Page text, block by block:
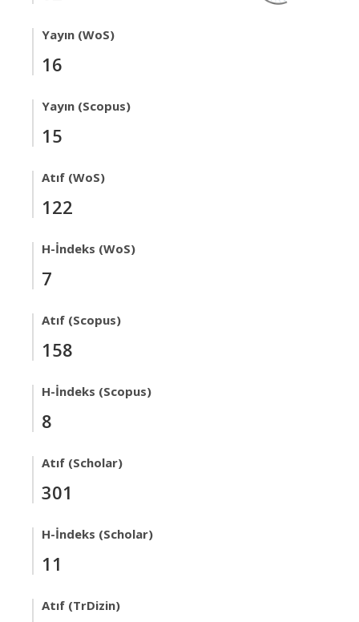
Yayın (WoS)
16
Yayın (Scopus)
15
Atıf (WoS)
122
H-İndeks (WoS)
7
Atıf (Scopus)
158
H-İndeks (Scopus)
8
Atıf (Scholar)
301
H-İndeks (Scholar)
11
Atıf (TrDizin)